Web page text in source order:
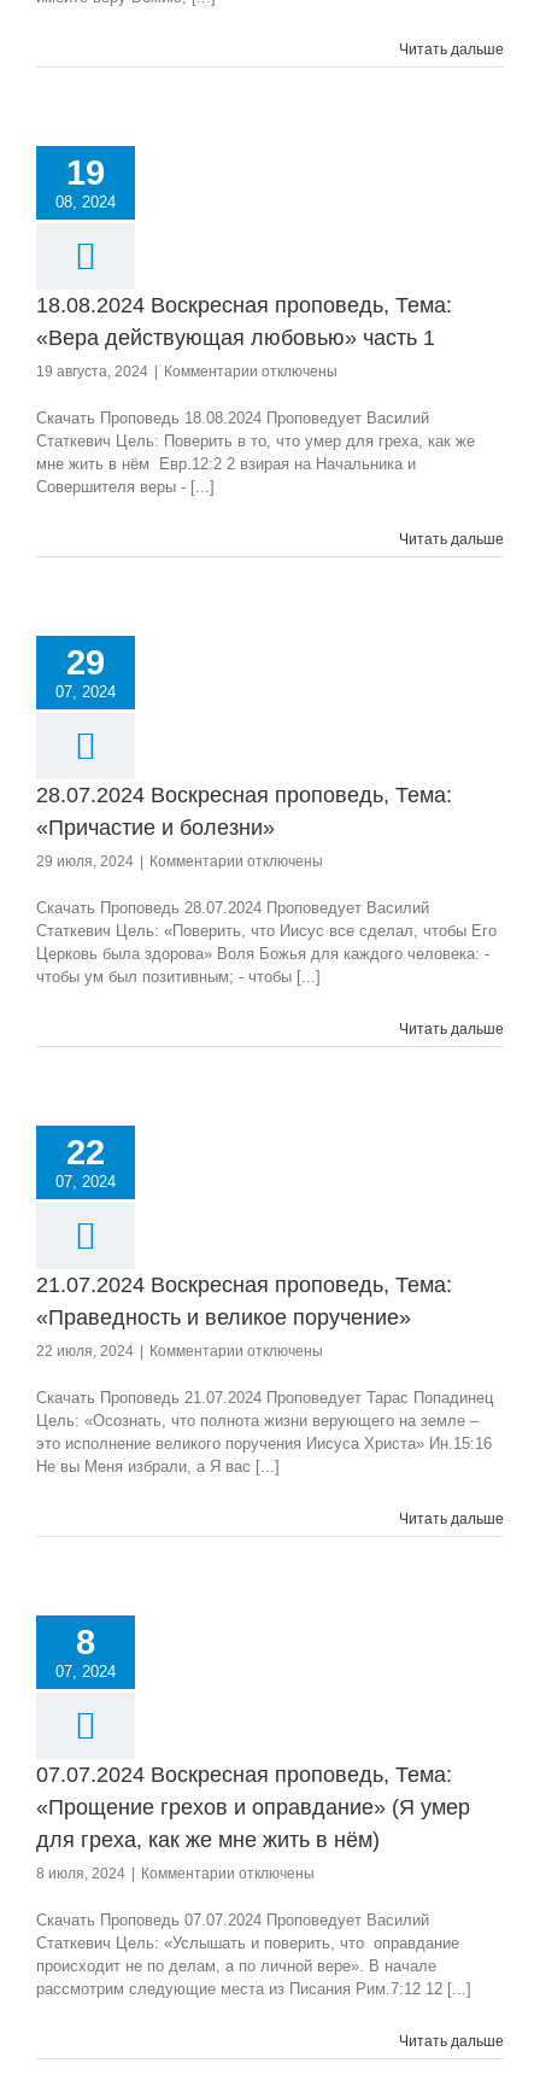
Читать дальше
19
08, 2024
18.08.2024 Воскресная проповедь, Тема:
«Вера действующая любовью» часть 1
19 августа, 2024 Комментарии к
18.08.2024
Воскресная
проповедь,
отключены
Скачать Проповедь 18.08.2024 Проповедует Василий
Статкевич Цель: Поверить в то, что умер для греха, как же
мне жить в нём Евр.12:2 2 взирая на Начальника и
Совершителя веры - [...]
Читать дальше
29
07, 2024
28.07.2024 Воскресная проповедь, Тема:
«Причастие и болезни»
29 июля, 2024 Комментарии к
28.07.2024
Воскресная
проповедь,
Тема:
«Причастие
отключены
Скачать Проповедь 28.07.2024 Проповедует Василий
Статкевич Цель: «Поверить, что Иисус все сделал, чтобы Его
Церковь была здорова» Воля Божья для каждого человека: -
чтобы ум был позитивным; - чтобы [...]
Читать дальше
22
07, 2024
21.07.2024 Воскресная проповедь, Тема:
«Праведность и великое поручение»
22 июля, 2024 Комментарии к
21.07.2024
Воскресная
проповедь,
Тема:
«Праведность
отключены
Скачать Проповедь 21.07.2024 Проповедует Тарас Попадинец
Цель: «Осознать, что полнота жизни верующего на земле –
это исполнение великого поручения Иисуса Христа» Ин.15:16
Не вы Меня избрали, а Я вас [...]
Читать дальше
8
07, 2024
07.07.2024 Воскресная проповедь, Тема:
«Прощение грехов и оправдание» (Я умер
для греха, как же мне жить в нём)
8 июля, 2024 Комментарии к
07.07.2024
Воскресная
проповедь,
отключены
Скачать Проповедь 07.07.2024 Проповедует Василий
Статкевич Цель: «Услышать и поверить, что оправдание
происходит не по делам, а по личной вере». В начале
рассмотрим следующие места из Писания Рим.7:12 12 [...]
Читать дальше